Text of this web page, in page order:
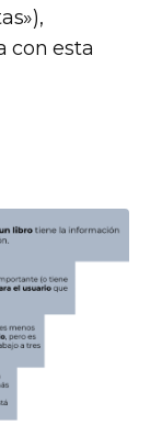
con esta